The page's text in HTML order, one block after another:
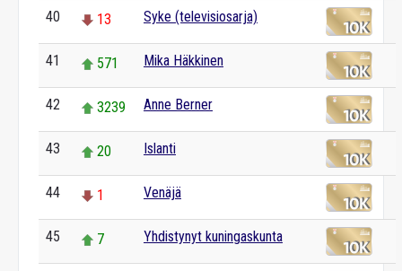
40 13 Syke (televisiosarja)
41 571 Mika Häkkinen
42 3239 Anne Berner
43 20 Islanti
44 1 Venäjä
45 7 Yhdistynyt kuningaskunta